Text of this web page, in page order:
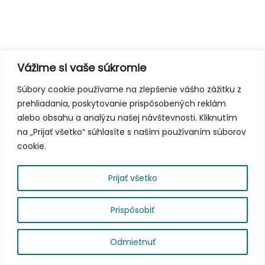
Vážime si vaše súkromie
Súbory cookie používame na zlepšenie vášho zážitku z
prehliadania, poskytovanie prispôsobených reklám
alebo obsahu a analýzu našej návštevnosti. Kliknutím
na „Prijať všetko“ súhlasíte s naším používaním súborov
cookie.
Prispôsobiť
Odmietnuť
Prijať všetko